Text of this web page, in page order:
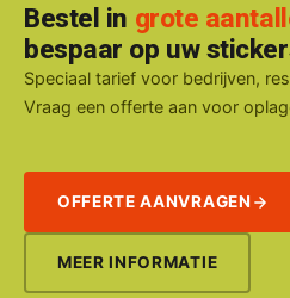
Bestel in grote
bespaar op uw
Speciaal tarief voor bedrijven,
Vraag een offerte aan voor
OFFERTE AANVRAGEN
MEER INFORMATIE